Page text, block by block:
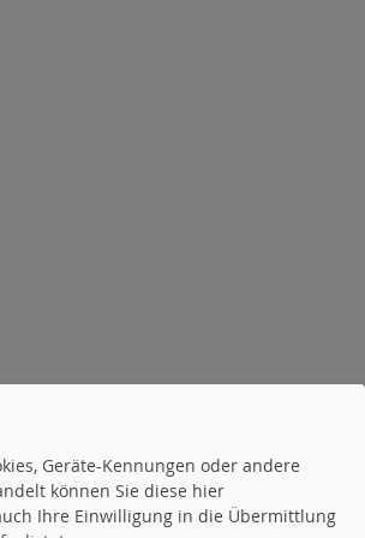
Geräte-Kennungen oder andere
können Sie diese hier
Ihre Einwilligung in die Übermittlung